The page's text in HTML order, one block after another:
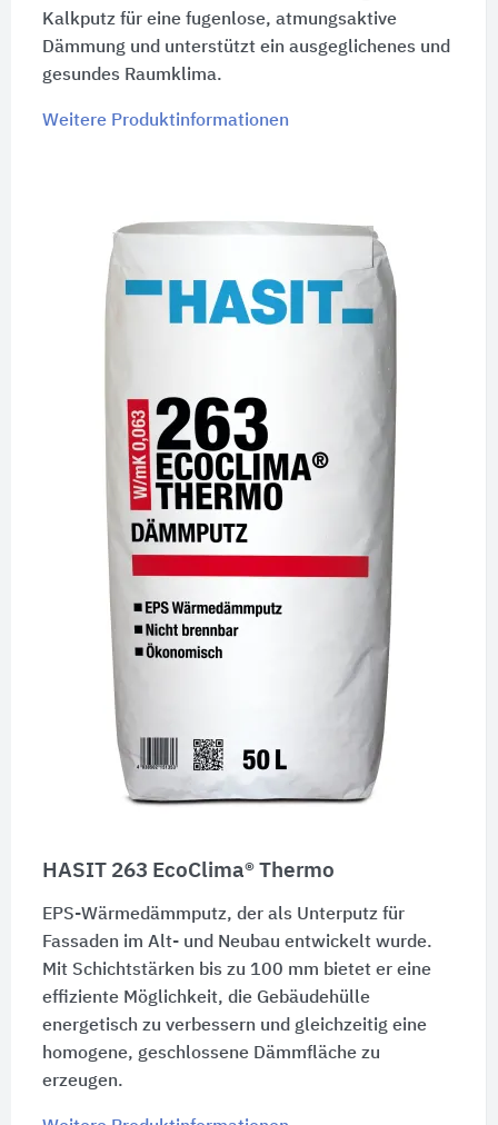
Kalkputz für eine fugenlose, atmungsaktive
Dämmung und unterstützt ein ausgeglichenes und
gesundes Raumklima.
Weitere Produktinformationen
HASIT 263 EcoClima® Thermo
EPS-Wärmedämmputz, der als Unterputz für
Fassaden im Alt- und Neubau entwickelt wurde.
Mit Schichtstärken bis zu 100 mm bietet er eine
effiziente Möglichkeit, die Gebäudehülle
energetisch zu verbessern und gleichzeitig eine
homogene, geschlossene Dämmfläche zu
erzeugen.